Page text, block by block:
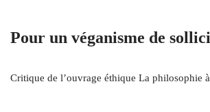
Pour un véganisme de
Critique de l’ouvrage éthique La philosophie